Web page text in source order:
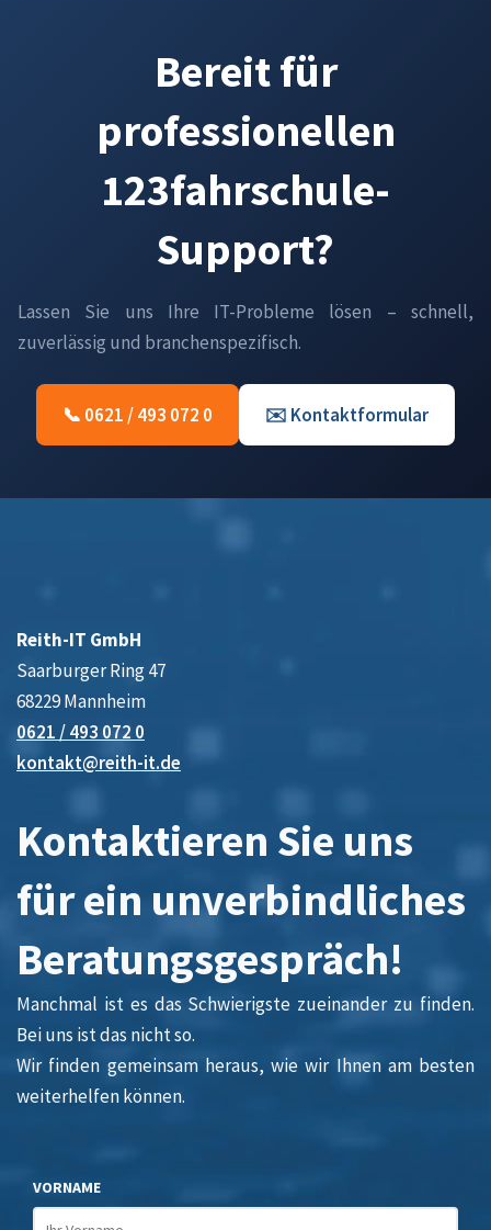
Bereit für
professionellen
123fahrschule-
Support?
Lassen Sie uns Ihre IT-Probleme lösen – schnell,
zuverlässig und branchenspezifisch.
📞 0621 / 493 072 0 ✉️ Kontaktformular
Reith-IT GmbH
Saarburger Ring 47
68229 Mannheim
0621 / 493 072 0
kontakt@reith-it.de
Kontaktieren Sie uns
für ein unverbindliches
Beratungsgespräch!
Manchmal ist es das Schwierigste zueinander zu finden.
Bei uns ist das nicht so.
Wir finden gemeinsam heraus, wie wir Ihnen am besten
weiterhelfen können.
VORNAME